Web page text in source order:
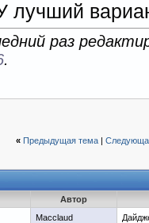
лучший
раз
.
« Предыдущая тема|
Автор
Macclaud